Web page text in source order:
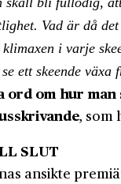
Vad är då
i varje
ett skeende växa
ord om hur
, som
SLUT
ansikte